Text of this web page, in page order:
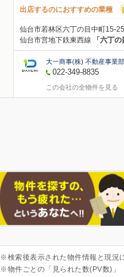
出店するのにおすすめの業種
仙台市若林区六丁の目中町15-25
仙台市営地下鉄東西線 「六丁
大一商事(株) 不動産事業部
022-349-8835
この会社の全物件を見る
※検索後表示された物件情報と現況
※物件ごとの「見られた数(PV数)」